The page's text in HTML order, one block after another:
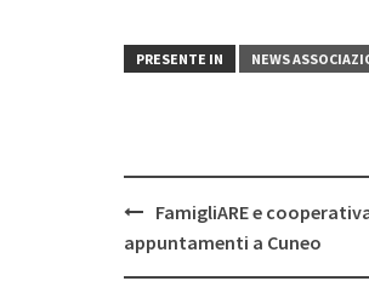
PRESENTE IN NEWS
Post
navigation
FamigliARE e
appuntamenti a Cuneo